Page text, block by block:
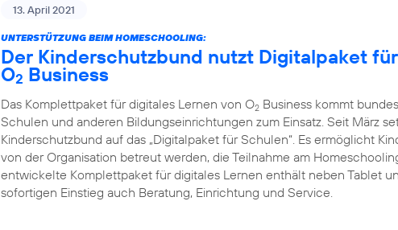
13. April 2021
UNTERSTÜTZUNG BEIM HOMESCHOOLING:
Der Kinderschutzbund nutzt Digitalpaket
O2 Business
Das Komplettpaket für digitales Lernen von O2 Business kommt
Schulen und anderen Bildungseinrichtungen zum Einsatz. Seit März
Kinderschutzbund auf das „Digitalpaket für Schulen“. Es ermöglicht
von der Organisation betreut werden, die Teilnahme am
entwickelte Komplettpaket für digitales Lernen enthält neben Tablet
sofortigen Einstieg auch Beratung, Einrichtung und Service.